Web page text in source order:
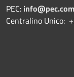
PEC:
Centralino Unico: